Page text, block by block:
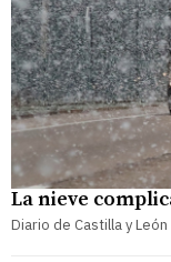
La nieve
Diario de Castilla y León